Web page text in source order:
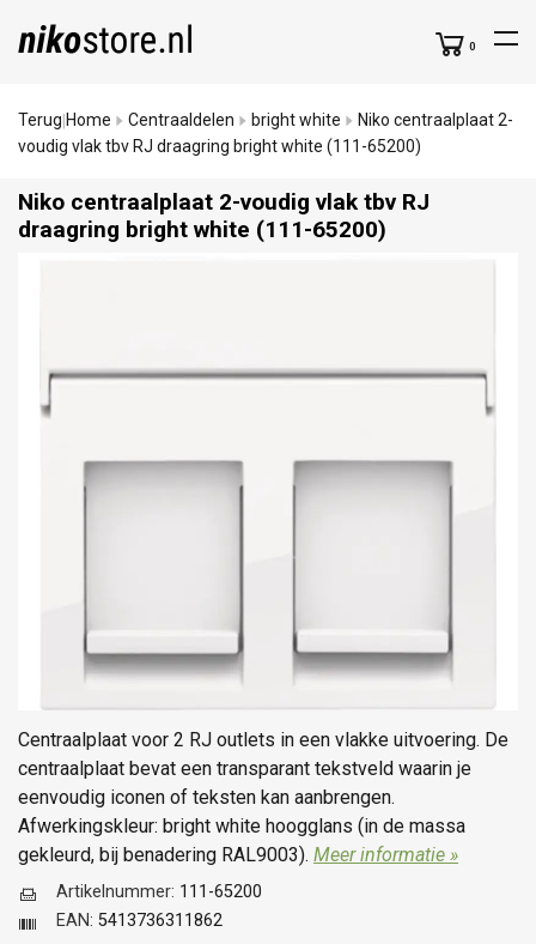
0
Terug Home Centraaldelen bright white
Niko centraalplaat 2-
voudig vlak tbv RJ draagring bright white (111-65200)
Niko centraalplaat 2-voudig vlak tbv RJ
draagring bright white (111-65200)
Centraalplaat voor 2 RJ outlets in een vlakke uitvoering. De
centraalplaat bevat een transparant tekstveld waarin je
eenvoudig iconen of teksten kan aanbrengen.
Afwerkingskleur: bright white hoogglans (in de massa
gekleurd, bij benadering RAL9003). Meer informatie »
Artikelnummer: 111-65200
EAN: 5413736311862